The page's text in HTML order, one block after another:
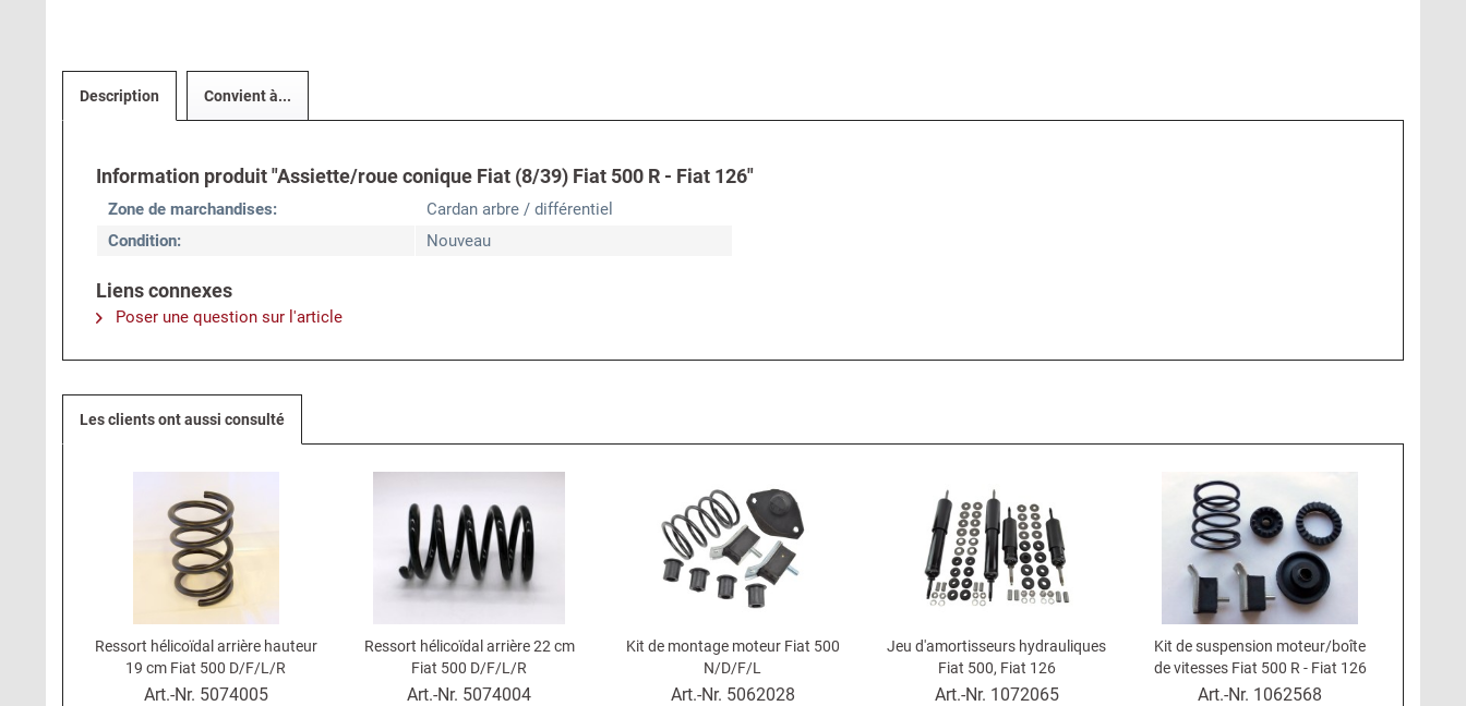
Description Convient à...
Information produit "Assiette/roue conique Fiat (8/39) Fiat 500 R - Fiat 126"
Zone de marchandises:
Cardan arbre / différentiel
Condition:
Nouveau
Liens connexes
Poser une question sur l'article
Les clients ont aussi consulté
Ressort hélicoïdal arrière hauteur
19 cm Fiat 500 D/F/L/R
Art.-Nr. 5074005
Ressort hélicoïdal arrière 22 cm
Fiat 500 D/F/L/R
Art.-Nr. 5074004
Kit de montage moteur Fiat 500
N/D/F/L
Art.-Nr. 5062028
Jeu d'amortisseurs hydrauliques
Fiat 500, Fiat 126
Art.-Nr. 1072065
Kit de suspension moteur/boîte
de vitesses Fiat 500 R - Fiat 126
Art.-Nr. 1062568